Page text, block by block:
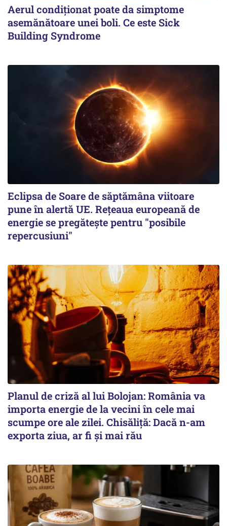
Aerul condiționat poate da simptome
asemănătoare unei boli. Ce este Sick
Building Syndrome
Eclipsa de Soare de săptămâna viitoare
pune în alertă UE. Rețeaua europeană de
energie se pregătește pentru "posibile
repercusiuni"
Planul de criză al lui Bolojan: România va
importa energie de la vecini în cele mai
scumpe ore ale zilei. Chisăliță: Dacă n-am
exporta ziua, ar fi și mai rău